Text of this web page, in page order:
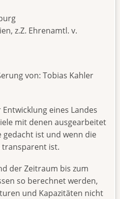
z.Z. Ehrenamtl. v.
von: Tobias Kahler
eines Landes
mit denen ausgearbeitet
ist und wenn die
transparent ist.
der Zeitraum bis zum
so berechnet werden,
und Kapazitäten nicht